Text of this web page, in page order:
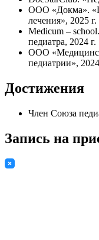
ООО «Докма».
лечения», 2025 г.
Medicum –
педиатра, 2024 г.
ООО
педиатрии»,
Достижения
Член Союза
Запись на